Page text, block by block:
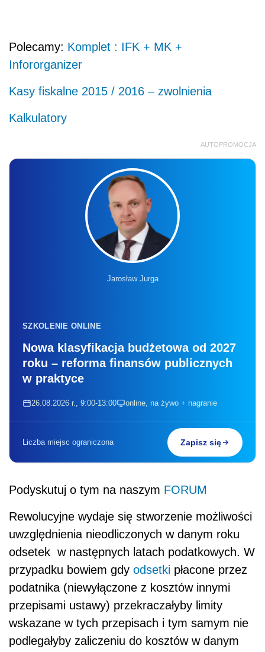
Polecamy: Komplet : IFK + MK +
Infororganizer
Kasy fiskalne 2015 / 2016 – zwolnienia
Kalkulatory
AUTOPROMOCJA
Jarosław Jurga
SZKOLENIE ONLINE
Nowa klasyfikacja budżetowa od 2027
roku – reforma finansów publicznych
w praktyce
26.08.2026 r., 9:00-13:00 online, na żywo + nagranie
Liczba miejsc ograniczona Zapisz się
Podyskutuj o tym na naszym FORUM
Rewolucyjne wydaje się stworzenie możliwości
uwzględnienia nieodliczonych w danym roku
odsetek w następnych latach podatkowych. W
przypadku bowiem gdy odsetki płacone przez
podatnika (niewyłączone z kosztów innymi
przepisami ustawy) przekraczałyby limity
wskazane w tych przepisach i tym samym nie
podlegałyby zaliczeniu do kosztów w danym